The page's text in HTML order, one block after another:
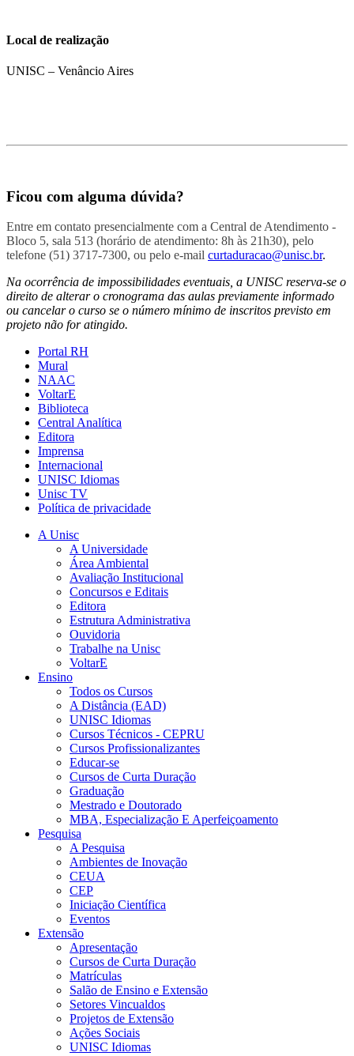
Local de realização
UNISC – Venâncio Aires
Ficou com alguma dúvida?
Entre em contato presencialmente com a Central de Atendimento -
Bloco 5, sala 513 (horário de atendimento: 8h às 21h30), pelo
telefone (51) 3717-7300, ou pelo e-mail curtaduracao@unisc.br.
Na ocorrência de impossibilidades eventuais, a UNISC reserva-se o
direito de alterar o cronograma das aulas previamente informado
ou cancelar o curso se o número mínimo de inscritos previsto em
projeto não for atingido.
Portal RH
Mural
NAAC
VoltarE
Biblioteca
Central Analítica
Editora
Imprensa
Internacional
UNISC Idiomas
Unisc TV
Política de privacidade
A Unisc
A Universidade
Área Ambiental
Avaliação Institucional
Concursos e Editais
Editora
Estrutura Administrativa
Ouvidoria
Trabalhe na Unisc
VoltarE
Ensino
Todos os Cursos
A Distância (EAD)
UNISC Idiomas
Cursos Técnicos - CEPRU
Cursos Profissionalizantes
Educar-se
Cursos de Curta Duração
Graduação
Mestrado e Doutorado
MBA, Especialização E Aperfeiçoamento
Pesquisa
A Pesquisa
Ambientes de Inovação
CEUA
CEP
Iniciação Científica
Eventos
Extensão
Apresentação
Cursos de Curta Duração
Matrículas
Salão de Ensino e Extensão
Setores Vincualdos
Projetos de Extensão
Ações Sociais
UNISC Idiomas